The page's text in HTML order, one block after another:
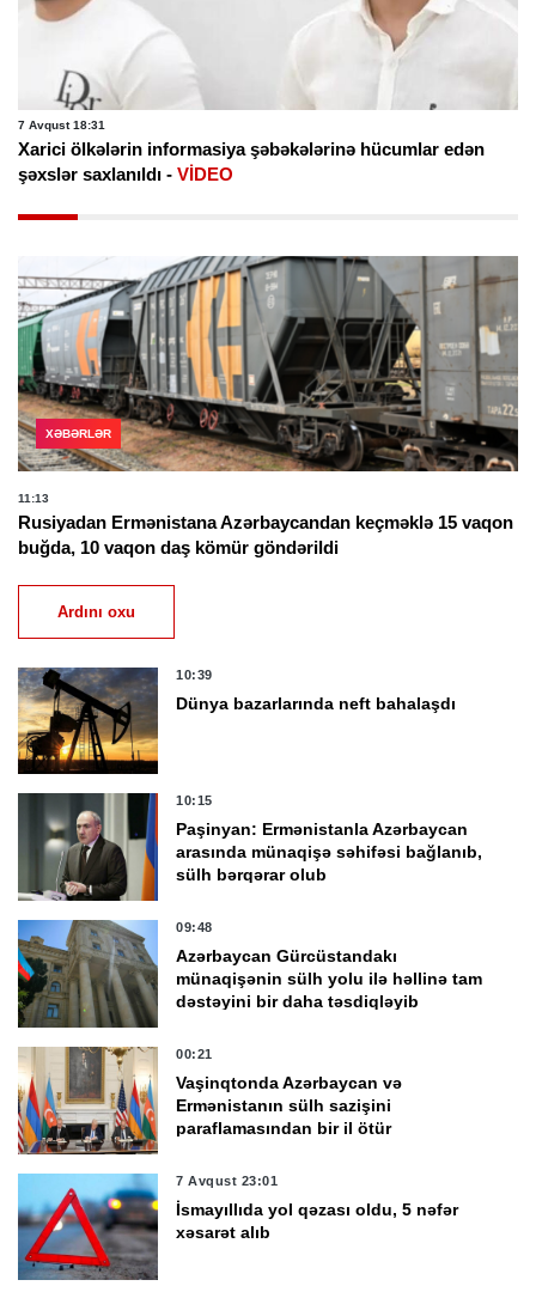
7 Avqust 18:31
Xarici ölkələrin informasiya şəbəkələrinə hücumlar edən
şəxslər saxlanıldı - VİDEO
XƏBƏRLƏR
11:13
Rusiyadan Ermənistana Azərbaycandan keçməklə 15 vaqon
buğda, 10 vaqon daş kömür göndərildi
Ardını oxu
10:39
Dünya bazarlarında neft bahalaşdı
10:15
Paşinyan: Ermənistanla Azərbaycan
arasında münaqişə səhifəsi bağlanıb,
sülh bərqərar olub
09:48
Azərbaycan Gürcüstandakı
münaqişənin sülh yolu ilə həllinə tam
dəstəyini bir daha təsdiqləyib
00:21
Vaşinqtonda Azərbaycan və
Ermənistanın sülh sazişini
paraflamasından bir il ötür
7 Avqust 23:01
İsmayıllıda yol qəzası oldu, 5 nəfər
xəsarət alıb